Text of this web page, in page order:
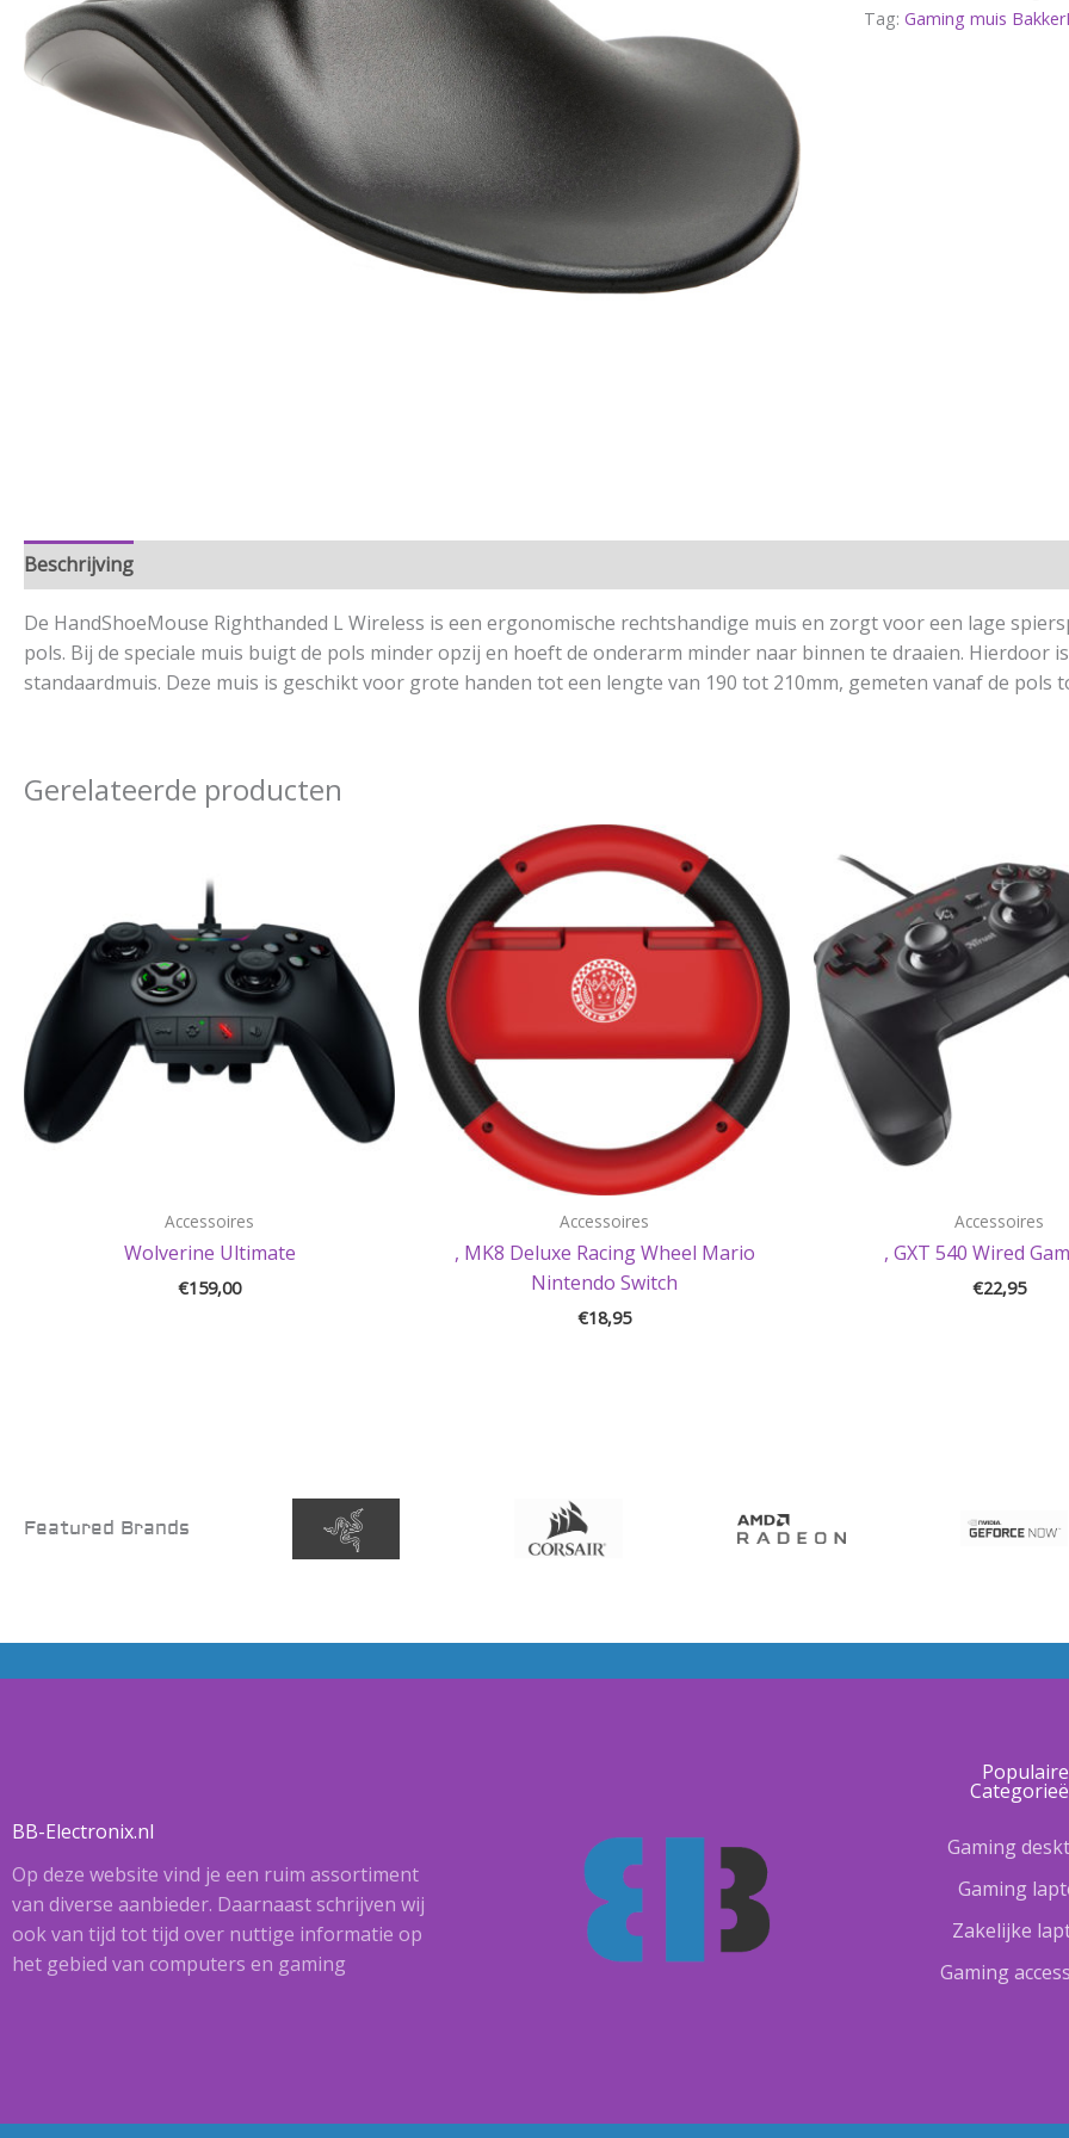
Tag:Gaming muis
Beschrijving
De HandShoeMouse Righthanded L Wireless is een ergonomische rechtshandige muis en zorgt voor een lage
pols. Bij de speciale muis buigt de pols minder opzij en hoeft de onderarm minder naar binnen te draaien. Hierdoor
standaardmuis. Deze muis is geschikt voor grote handen tot een lengte van 190 tot 210mm, gemeten vanaf de pols
Gerelateerde producten
Accessoires
Wolverine Ultimate
€159,00
Accessoires
, MK8 Deluxe Racing Wheel Mario
Nintendo Switch
€18,95
Accessoires
, GXT 540 Wired
€22,95
Featured Brands
BB-Electronix.nl
Op deze website vind je een ruim assortiment
van diverse aanbieder. Daarnaast schrijven wij
ook van tijd tot tijd over nuttige informatie op
het gebied van computers en gaming
Populaire
Gaming
Gaming
Zakelijke
Gaming